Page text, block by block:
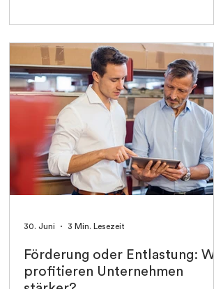
Förderung oder Entlastung: Wie
profitieren Unternehmen
30. Juni 3 Min. Lesezeit